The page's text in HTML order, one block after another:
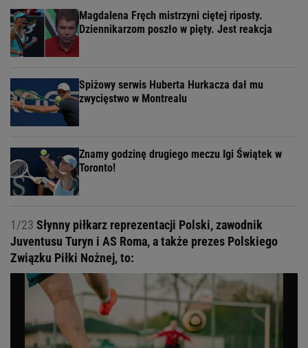
Magdalena Fręch mistrzyni ciętej riposty.
Dziennikarzom poszło w pięty. Jest reakcja
Spiżowy serwis Huberta Hurkacza dał mu
zwycięstwo w Montrealu
Znamy godzinę drugiego meczu Igi Świątek w
Toronto!
1/23 Słynny piłkarz reprezentacji Polski, zawodnik
Juventusu Turyn i AS Roma, a także prezes Polskiego
Związku Piłki Nożnej, to: